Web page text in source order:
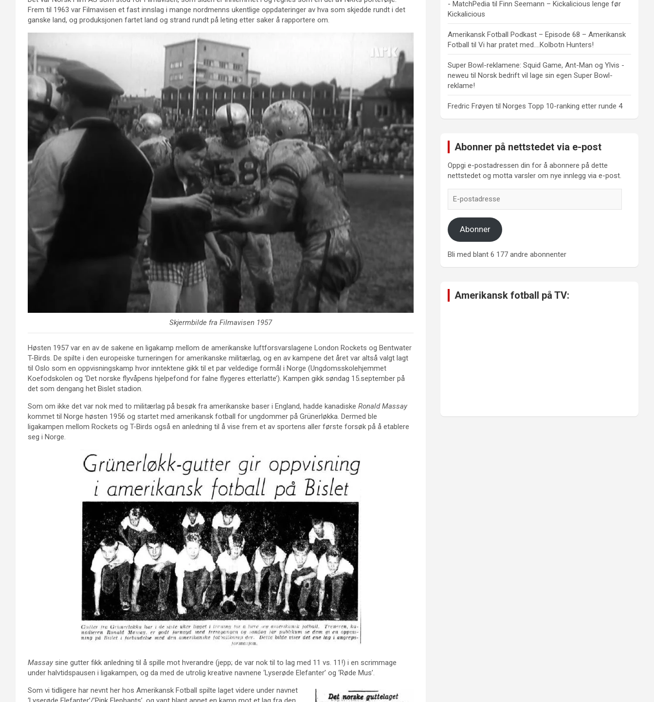
Frem til 1963 var Filmavisen et fast innslag i mange nordmenns ukentlige oppdateringer av hva som skjedde rundt i det
ganske land, og produksjonen fartet land og strand rundt på leting etter saker å rapportere om.
Skjermbilde fra Filmavisen 1957
Høsten 1957 var en av de sakene en ligakamp mellom de amerikanske luftforsvarslagene London Rockets og Bentwater
T-Birds. De spilte i den europeiske turneringen for amerikanske militærlag, og en av kampene det året var altså valgt lagt
til Oslo som en oppvisningskamp hvor inntektene gikk til et par veldedige formål i Norge (Ungdomsskolehjemmet
Koefodskolen og ‘Det norske flyvåpens hjelpefond for falne flygeres etterlatte’). Kampen gikk søndag 15.september på
det som dengang het Bislet stadion.
Som om ikke det var nok med to militærlag på besøk fra amerikanske baser i England, hadde kanadiske Ronald Massay
kommet til Norge høsten 1956 og startet med amerikansk fotball for ungdommer på Grünerløkka. Dermed ble
ligakampen mellom Rockets og T-Birds også en anledning til å vise frem et av sportens aller første forsøk på å etablere
seg i Norge.
Massay sine gutter fikk anledning til å spille mot hverandre (jepp; de var nok til to lag med 11 vs. 11!) i en scrimmage
under halvtidspausen i ligakampen, og da med de utrolig kreative navnene ‘Lyserøde Elefanter’ og ‘Røde Mus’.
Som vi tidligere har nevnt her hos Amerikansk Fotball spilte laget videre under navnet
- MatchPedia tilFinn Seemann – Kickalicious lenge før
Kickalicious
Amerikansk Fotball Podkast – Episode 68 – Amerikansk
Fotball tilVi har pratet med….Kolbotn Hunters!
Super Bowl-reklamene: Squid Game, Ant-Man og Ylvis -
neweu tilNorsk bedrift vil lage sin egen Super Bowl-
reklame!
Fredric Frøyen tilNorges Topp 10-ranking etter runde 4
Abonner på nettstedet via e-post
Oppgi e-postadressen din for å abonnere på dette
nettstedet og motta varsler om nye innlegg via e-post.
postadresse
Abonner
Bli med blant 6 177 andre abonnenter
Amerikansk fotball på TV: